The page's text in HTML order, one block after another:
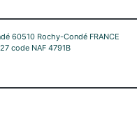
60510 Rochy-Condé FRANCE
code NAF 4791B